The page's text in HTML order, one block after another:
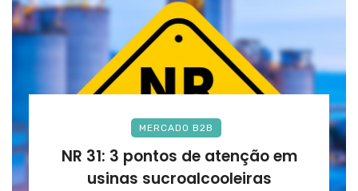
MERCADO B2B
NR 31: 3 pontos de atenção em
usinas sucroalcooleiras